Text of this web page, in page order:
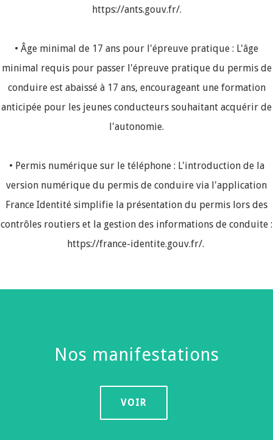
https://ants.gouv.fr/.
• Âge minimal de 17 ans pour l'épreuve pratique : L'âge
minimal requis pour passer l'épreuve pratique du permis de
conduire est abaissé à 17 ans, encourageant une formation
anticipée pour les jeunes conducteurs souhaitant acquérir de
l'autonomie.
• Permis numérique sur le téléphone : L'introduction de la
version numérique du permis de conduire via l'application
France Identité simplifie la présentation du permis lors des
contrôles routiers et la gestion des informations de conduite :
https://france-identite.gouv.fr/.
Nos manifestations
VOIR